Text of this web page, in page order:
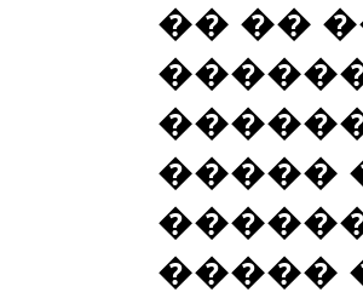
�� ��
�����
�����